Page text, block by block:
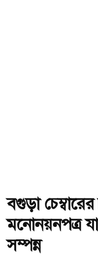
বগুড়া চেম্বারের
মনোনয়নপত্র
সম্পন্ন